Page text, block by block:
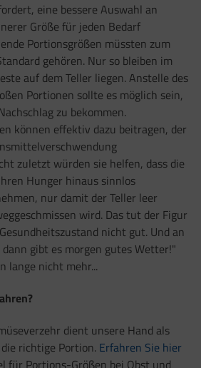
eine bessere Auswahl an
Größe für jeden Bedarf
Portionsgrößen müssten zum
gehören. Nur so bleiben im
auf dem Teller liegen. Anstelle des
Portionen sollte es möglich sein,
zu bekommen.
können effektiv dazu beitragen, der
zuletzt würden sie helfen, dass die
Hunger hinaus sinnlos
nur damit der Teller leer
wird. Das tut der Figur
nicht gut. Und an
gibt es morgen gutes Wetter!"
lange nicht mehr...
dient unsere Hand als
richtige Portion. Erfahren Sie hier
für Portions-Größen bei Obst und